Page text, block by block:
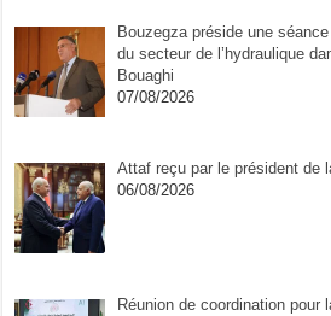
Bouzegza préside une
du secteur de l’hydraulique
Bouaghi
07/08/2026
Attaf reçu par le président de
06/08/2026
Réunion de coordination